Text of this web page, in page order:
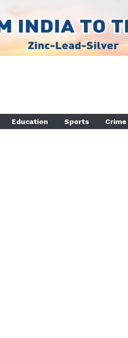
Education Sports Crime